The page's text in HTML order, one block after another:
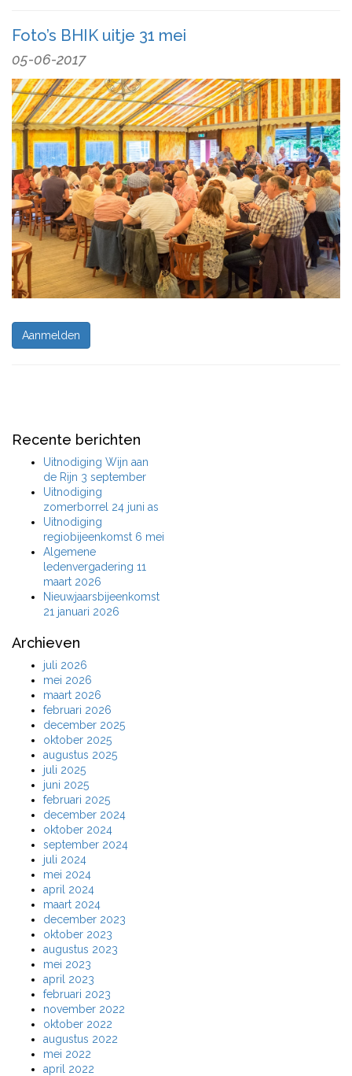
Foto’s BHIK uitje 31 mei
05-06-2017
Aanmelden
Recente berichten
Uitnodiging Wijn aan
de Rijn 3 september
Uitnodiging
zomerborrel 24 juni as
Uitnodiging
regiobijeenkomst 6 mei
Algemene
ledenvergadering 11
maart 2026
Nieuwjaarsbijeenkomst
21 januari 2026
Archieven
juli 2026
mei 2026
maart 2026
februari 2026
december 2025
oktober 2025
augustus 2025
juli 2025
juni 2025
februari 2025
december 2024
oktober 2024
september 2024
juli 2024
mei 2024
april 2024
maart 2024
december 2023
oktober 2023
augustus 2023
mei 2023
april 2023
februari 2023
november 2022
oktober 2022
augustus 2022
mei 2022
april 2022